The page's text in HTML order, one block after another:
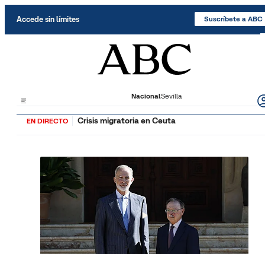
Accede sin límites Suscríbete a ABC
NacionalSevilla
EN DIRECTO Crisis migratoria en Ceuta